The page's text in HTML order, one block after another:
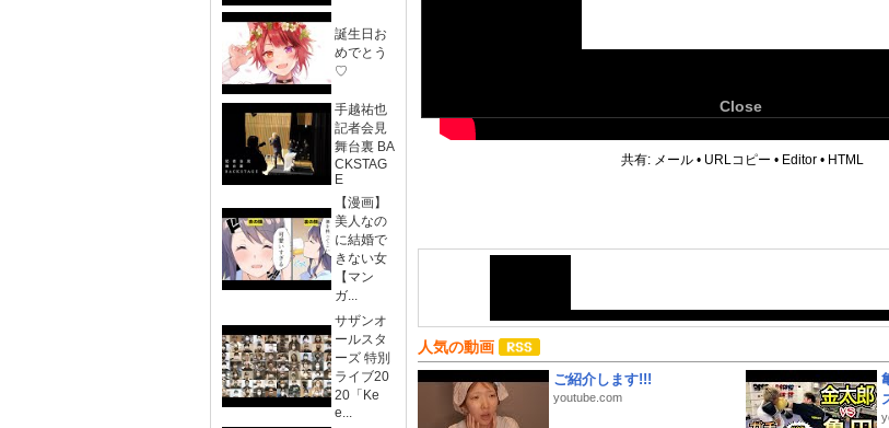
誕生日お
めでとう
♡
手越祐也
記者会見
舞台裏 BA
CKSTAG
E
【漫画】
美人なの
に結婚で
きない女
【マン
ガ...
サザンオ
ールスタ
ーズ 特別
ライブ20
20「Ke
e...
Close
共有: メール • URLコピー • Editor • HTML
人気の動画
ご紹介します!!!
youtube.com